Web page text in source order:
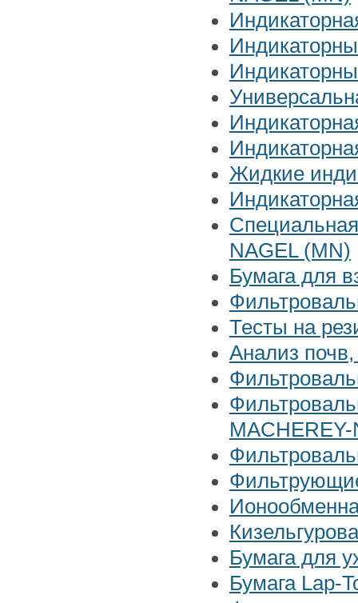
Жидкие
NAGEL (MN)
Бумага для
Тесты на
Анализ
Бумага для
Бумага Lap-